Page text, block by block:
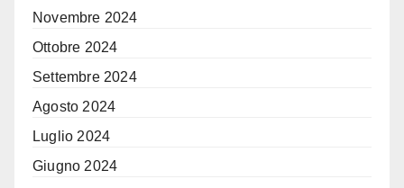
Novembre 2024
Ottobre 2024
Settembre 2024
Agosto 2024
Luglio 2024
Giugno 2024